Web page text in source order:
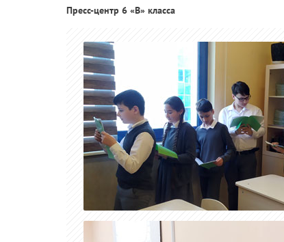
Пресс-центр 6 «В» класса